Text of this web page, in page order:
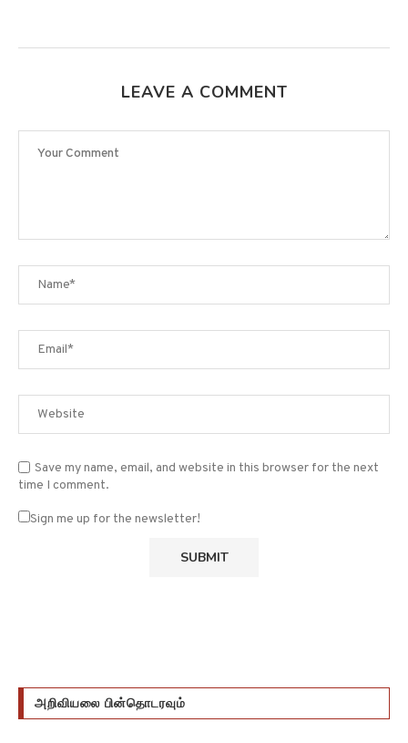
LEAVE A COMMENT
Save my name, email, and website in this browser for the next
time I comment.
Sign me up for the newsletter!
அறிவியலை பின்தொடரவும்